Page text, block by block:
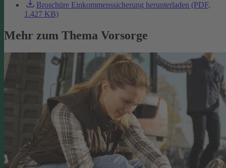
Broschüre Einkommenssicherung herunterladen (PDF,
1.427 KB)
Mehr zum Thema Vorsorge